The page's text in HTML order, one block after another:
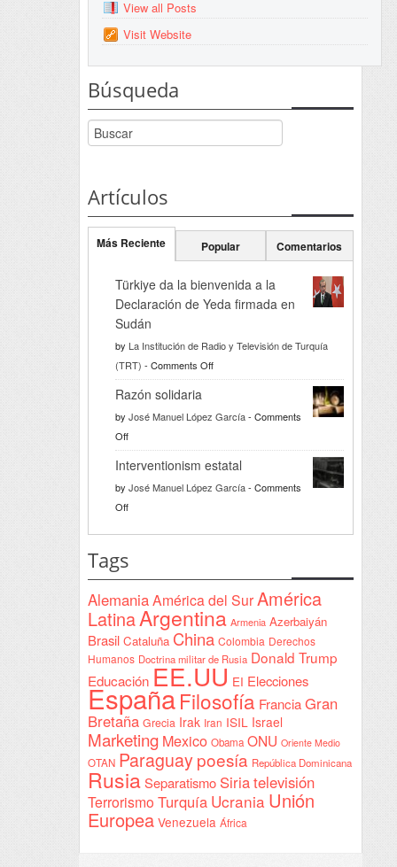
View all Posts
Visit Website
Búsqueda
Artículos
Más Reciente Popular Comentarios
Türkiye da la bienvenida a la
Declaración de Yeda firmada en
Sudán
by La Institución de Radio y Televisión de Turquía
(TRT) - Comments Offon
Türkiye
la
a
Yeda
en
Sudán
Razón solidaria
by José Manuel López García- Comments
Offon
Razón
solidaria
Interventionism estatal
by José Manuel López García- Comments
Offon
Tags
AlemaniaAmérica del SurAmérica
LatinaArgentina Armenia Azerbaiyán
Brasil Cataluña China Colombia Derechos
Humanos Doctrina militar de Rusia Donald Trump
Educación EE.UU EI Elecciones
España Filosofía Francia Gran
Bretaña Grecia Irak Iran ISIL Israel
Marketing Mexico Obama ONU Oriente Medio
OTAN Paraguay poesía República Dominicana
Rusia Separatismo Siriatelevisión
Terrorismo Turquía Ucrania Unión
Europea Venezuela África